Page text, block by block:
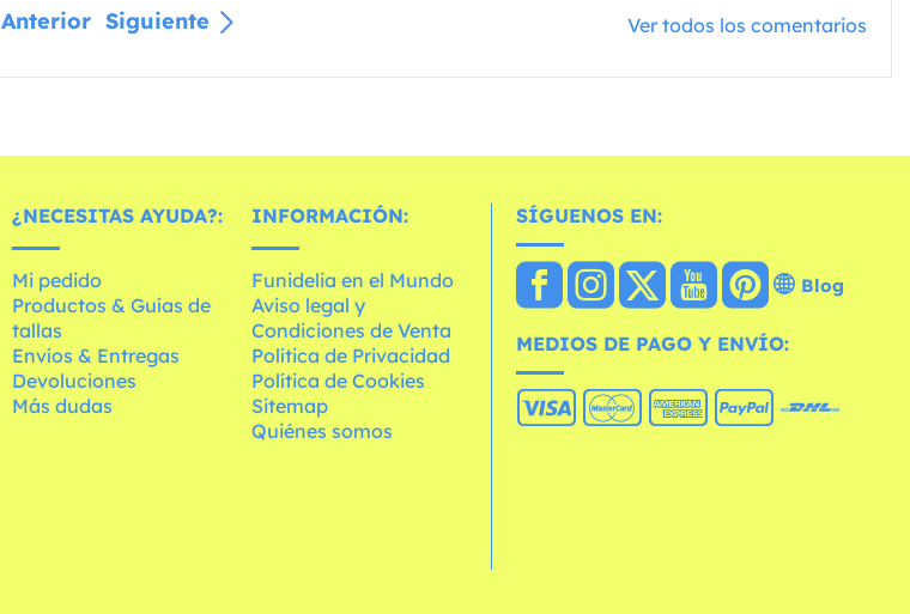
Anterior Siguiente Ver todos los comentarios
¿NECESITAS AYUDA?:
Mi pedido
Productos & Guías de
tallas
Envíos & Entregas
Devoluciones
Más dudas
INFORMACIÓN:
Funidelia en el Mundo
Aviso legal y
Condiciones de Venta
Política de Privacidad
Política de Cookies
Sitemap
Quiénes somos
SÍGUENOS EN:
Blog
MEDIOS DE PAGO Y ENVÍO: